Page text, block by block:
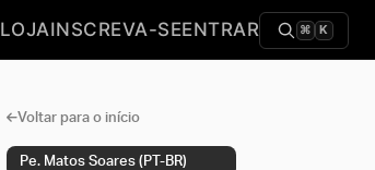
LOJAINSCREVA-SEENTRAR ⌘ K
Voltar para o início
Pe. Matos Soares (PT-BR)